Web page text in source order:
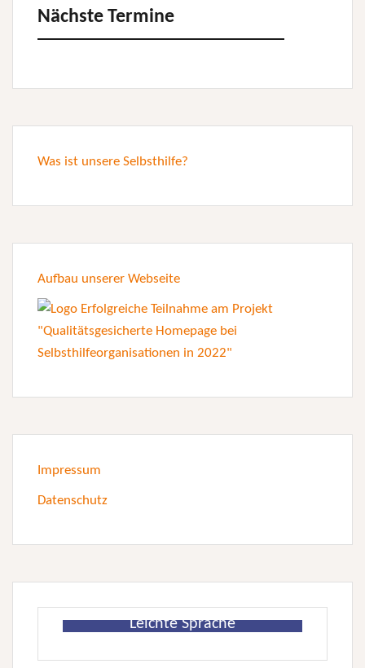
Nächste Termine
Was ist unsere Selbsthilfe?
Aufbau unserer Webseite
Impressum
Datenschutz
Leichte Sprache